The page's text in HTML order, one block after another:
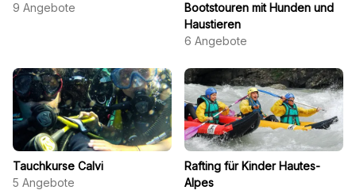
9 Angebote
Bootstouren mit Hunden und
Haustieren
6 Angebote
Tauchkurse Calvi
5 Angebote
Rafting für Kinder Hautes-
Alpes